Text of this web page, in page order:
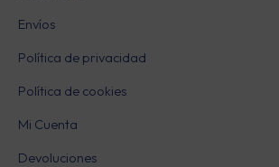
Envíos
Política de privacidad
Política de cookies
Mi Cuenta
Devoluciones